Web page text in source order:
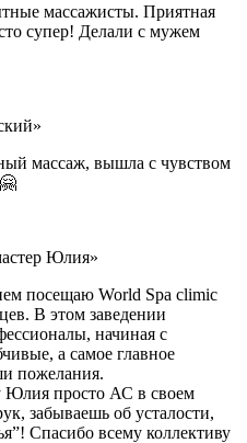
массажисты. Приятная
супер! Делали с мужем
массаж, вышла с чувством
Юлия»
посещаю World Spa climic
В этом заведении
начиная с
а самое главное
пожелания.
Юлия просто АС в своем
забываешь об усталости,
Спасибо всему коллективу